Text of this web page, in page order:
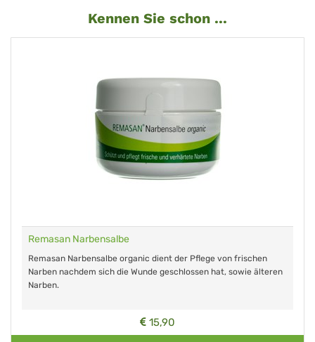
Kennen Sie schon ...
Remasan Narbensalbe
Remasan Narbensalbe organic dient der Pflege von frischen
Narben nachdem sich die Wunde geschlossen hat, sowie älteren
Narben.
15,90